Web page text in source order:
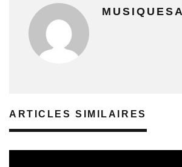
ARTICLES SIMILAIRES